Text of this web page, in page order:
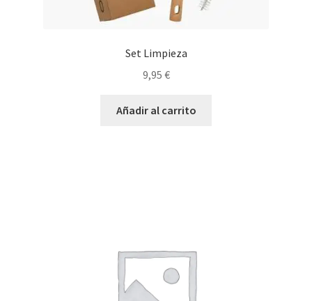
Set Limpieza
9,95 €
Añadir al carrito